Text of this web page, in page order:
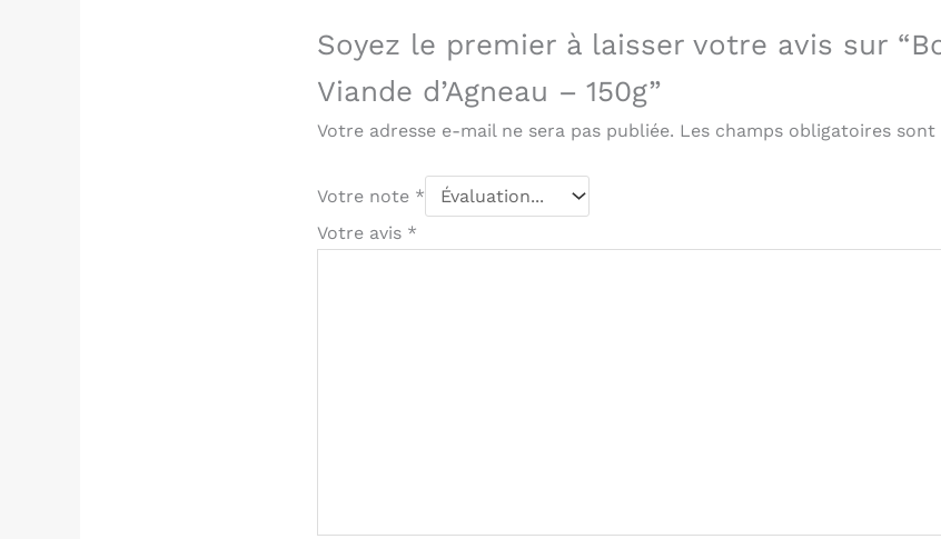
Soyez le premier à laisser votre avis sur
Viande d’Agneau – 150g”
Votre adresse e-mail ne sera pas publiée. Les champs obligatoires sont
Votre note *
Votre avis *